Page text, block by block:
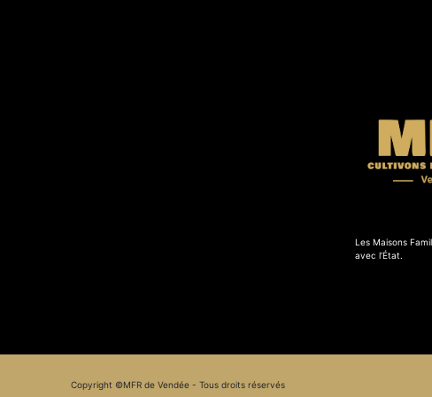
Les Maisons
avec l’État.
Copyright ©MFR de Vendée - Tous droits réservés